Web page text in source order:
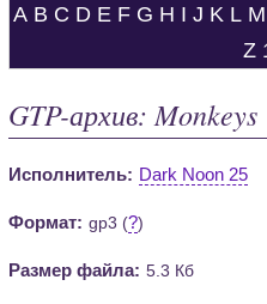
A B C D E F G H I J K L M
Z
GTP-архив: Monkeys
Исполнитель: Dark Noon 25
Формат: gp3 (?)
Размер файла: 5.3 Кб